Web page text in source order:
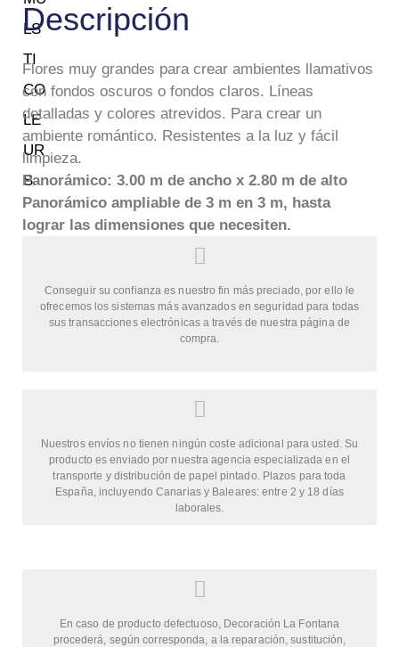
Descripción
Flores muy grandes para crear ambientes llamativos
con fondos oscuros o fondos claros. Líneas
detalladas y colores atrevidos. Para crear un
ambiente romántico. Resistentes a la luz y fácil
limpieza.
Panorámico: 3.00 m de ancho x 2.80 m de alto
Panorámico ampliable de 3 m en 3 m, hasta
lograr las dimensiones que necesiten.
Conseguir su confianza es nuestro fin más preciado, por ello le
ofrecemos los sistemas más avanzados en seguridad para todas
sus transacciones electrónicas a través de nuestra página de
compra.
Nuestros envíos no tienen ningún coste adicional para usted. Su
producto es enviado por nuestra agencia especializada en el
transporte y distribución de papel pintado. Plazos para toda
España, incluyendo Canarias y Baleares: entre 2 y 18 días
laborales.
En caso de producto defectuoso, Decoración La Fontana
procederá, según corresponda, a la reparación, sustitución,